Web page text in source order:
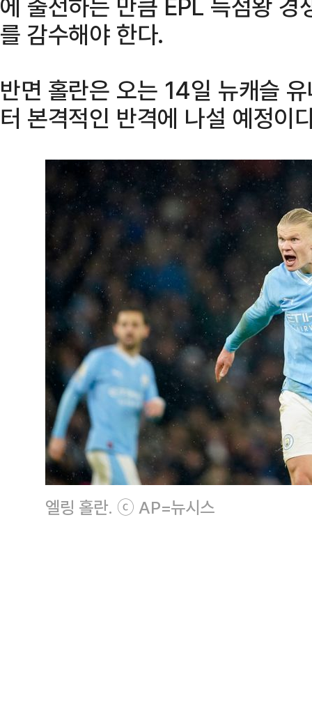
를 감수해야 한다.
반면 홀란은 오는 14일 뉴캐슬
터 본격적인 반격에 나설 예정이
엘링 홀란. ⓒ AP=뉴시스